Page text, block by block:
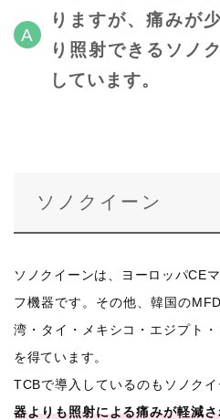
りますが、痛みが
り照射できるソノ
しています。
ソノクイーン
ソノクイーンは、ヨーロッパCE
フ機器です。その他、韓国の
湾・タイ・メキシコ・エジプト
を得ています。
TCBで導入しているのもソノクイ
器よりも照射による痛みが軽減